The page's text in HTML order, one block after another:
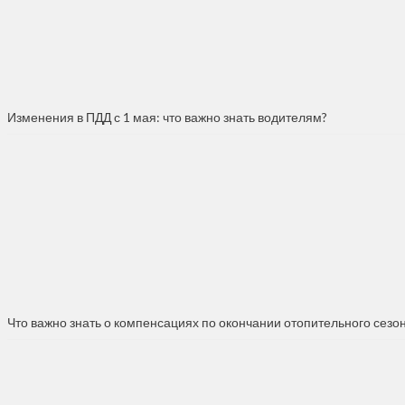
Изменения в ПДД с 1 мая: что важно знать водителям?
Что важно знать о компенсациях по окончании отопительного